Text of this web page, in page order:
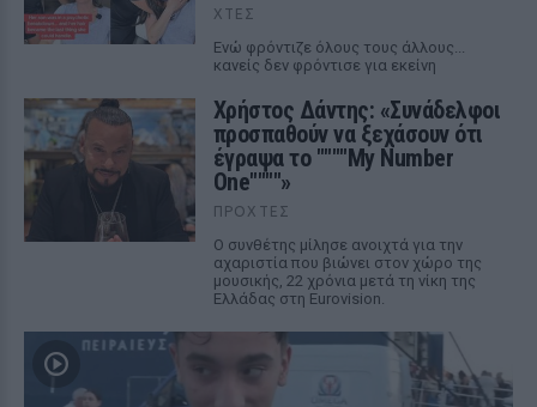
ΧΤΕΣ
Ενώ φρόντιζε όλους τους άλλους...
κανείς δεν φρόντισε για εκείνη
Χρήστος Δάντης: «Συνάδελφοι
προσπαθούν να ξεχάσουν ότι
έγραψα το """"My Number
One""""»
ΠΡΟΧΤΈΣ
Ο συνθέτης μίλησε ανοιχτά για την
αχαριστία που βιώνει στον χώρο της
μουσικής, 22 χρόνια μετά τη νίκη της
Ελλάδας στη Eurovision.